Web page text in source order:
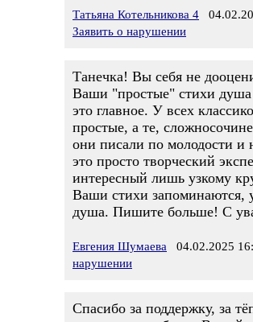
Татьяна Котельникова 4
Заявить о нарушении
Танечка! Вы себя не
Ваши "простые" стихи душа
это главное. У всех
простые, а те,
они писали по молодости и
это просто творческий
интересный лишь узкому
Ваши стихи запоминаются,
душа. Пишите больше! С
Евгения Шумаева 04.02.2025
нарушении
Спасибо за поддержку, за